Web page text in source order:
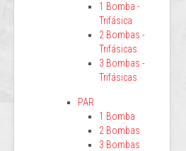
1 Bomba -
Trifásica
2 Bombas -
Trifásicas
3 Bombas -
Trifásicas
PAR
1 Bomba
2 Bombas
3 Bombas